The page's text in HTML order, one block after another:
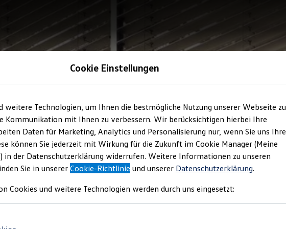
Cookie Einstellungen
weitere Technologien, um Ihnen die bestmögliche Nutzung unserer Webseite zu
Kommunikation mit Ihnen zu verbessern. Wir berücksichtigen hierbei Ihre
Daten für Marketing, Analytics und Personalisierung nur, wenn Sie uns Ihre
können Sie jederzeit mit Wirkung für die Zukunft im Cookie Manager (Meine
in der Datenschutzerklärung widerrufen. Weitere Informationen zu unseren
Sie in unsererCookie-Richtlinie und unserer Datenschutzerklärung.
Cookies und weitere Technologien werden durch uns eingesetzt: